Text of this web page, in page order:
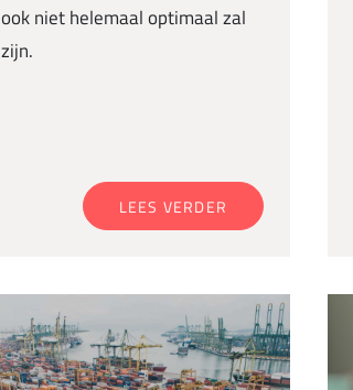
ook niet helemaal optimaal zal
zijn.
LEES VERDER